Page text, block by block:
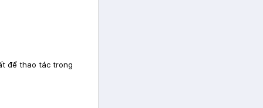
để thao tác trong